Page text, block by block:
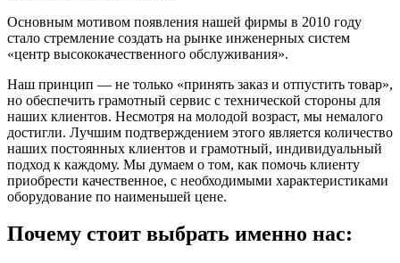
Основным мотивом появления нашей фирмы в 2010 году
стало стремление создать на рынке инженерных систем
«центр высококачественного обслуживания».
Наш принцип — не только «принять заказ и отпустить товар»,
но обеспечить грамотный сервис с технической стороны для
наших клиентов. Несмотря на молодой возраст, мы немалого
достигли. Лучшим подтверждением этого является количество
наших постоянных клиентов и грамотный, индивидуальный
подход к каждому. Мы думаем о том, как помочь клиенту
приобрести качественное, с необходимыми характеристиками
оборудование по наименьшей цене.
Почему стоит выбрать именно нас: